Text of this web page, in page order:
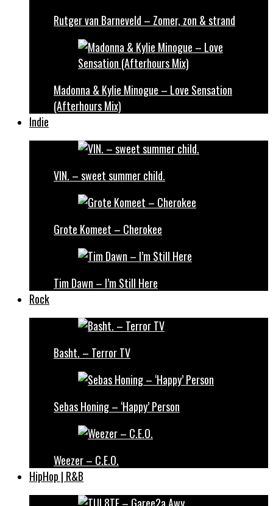
Rutger van Barneveld – Zomer, zon & strand
Madonna & Kylie Minogue – Love Sensation
(Afterhours Mix)
Indie
VIN. – sweet summer child.
Grote Komeet – Cherokee
Tim Dawn – I’m Still Here
Rock
Basht. – Terror TV
Sebas Honing – ‘Happy’ Person
Weezer – C.E.O.
HipHop | R&B